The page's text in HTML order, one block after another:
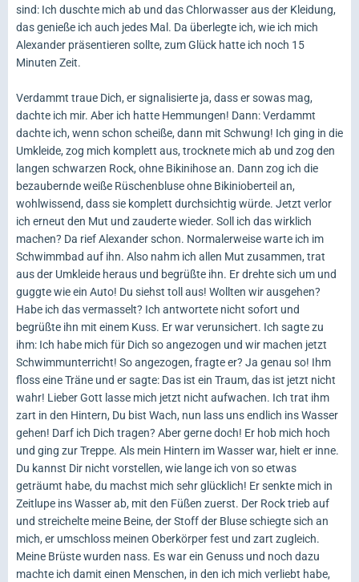
sind: Ich duschte mich ab und das Chlorwasser aus der Kleidung,
das genieße ich auch jedes Mal. Da überlegte ich, wie ich mich
Alexander präsentieren sollte, zum Glück hatte ich noch 15
Minuten Zeit.
Verdammt traue Dich, er signalisierte ja, dass er sowas mag,
dachte ich mir. Aber ich hatte Hemmungen! Dann: Verdammt
dachte ich, wenn schon scheiße, dann mit Schwung! Ich ging in die
Umkleide, zog mich komplett aus, trocknete mich ab und zog den
langen schwarzen Rock, ohne Bikinihose an. Dann zog ich die
bezaubernde weiße Rüschenbluse ohne Bikinioberteil an,
wohlwissend, dass sie komplett durchsichtig würde. Jetzt verlor
ich erneut den Mut und zauderte wieder. Soll ich das wirklich
machen? Da rief Alexander schon. Normalerweise warte ich im
Schwimmbad auf ihn. Also nahm ich allen Mut zusammen, trat
aus der Umkleide heraus und begrüßte ihn. Er drehte sich um und
guggte wie ein Auto! Du siehst toll aus! Wollten wir ausgehen?
Habe ich das vermasselt? Ich antwortete nicht sofort und
begrüßte ihn mit einem Kuss. Er war verunsichert. Ich sagte zu
ihm: Ich habe mich für Dich so angezogen und wir machen jetzt
Schwimmunterricht! So angezogen, fragte er? Ja genau so! Ihm
floss eine Träne und er sagte: Das ist ein Traum, das ist jetzt nicht
wahr! Lieber Gott lasse mich jetzt nicht aufwachen. Ich trat ihm
zart in den Hintern, Du bist Wach, nun lass uns endlich ins Wasser
gehen! Darf ich Dich tragen? Aber gerne doch! Er hob mich hoch
und ging zur Treppe. Als mein Hintern im Wasser war, hielt er inne.
Du kannst Dir nicht vorstellen, wie lange ich von so etwas
geträumt habe, du machst mich sehr glücklich! Er senkte mich in
Zeitlupe ins Wasser ab, mit den Füßen zuerst. Der Rock trieb auf
und streichelte meine Beine, der Stoff der Bluse schiegte sich an
mich, er umschloss meinen Oberkörper fest und zart zugleich.
Meine Brüste wurden nass. Es war ein Genuss und noch dazu
machte ich damit einen Menschen, in den ich mich verliebt habe,